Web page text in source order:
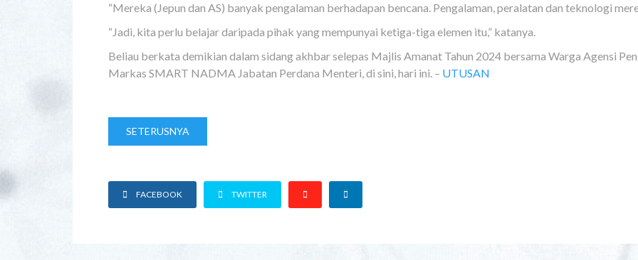
“Mereka (Jepun dan AS) banyak pengalaman berhadapan bencana. Pengalaman, peralatan dan teknologi
“Jadi, kita perlu belajar daripada pihak yang mempunyai ketiga-tiga elemen itu,” katanya.
Beliau berkata demikian dalam sidang akhbar selepas Majlis Amanat Tahun 2024 bersama Warga Agensi
Markas SMART NADMA Jabatan Perdana Menteri, di sini, hari ini. – UTUSAN
SETERUSNYA
FACEBOOK TWITTER